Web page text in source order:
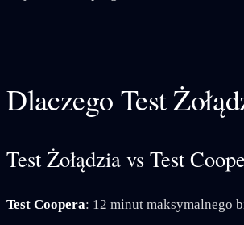
Dlaczego Test
Test Żołądzia vs Test
Test Coopera: 12 minut maksymalnego